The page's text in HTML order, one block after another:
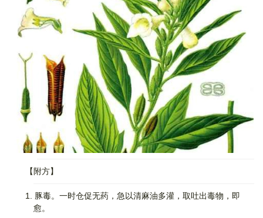
【附方】
1. 豚毒。一时仓促无药，急以清麻油多灌，取吐出毒物，即
愈。